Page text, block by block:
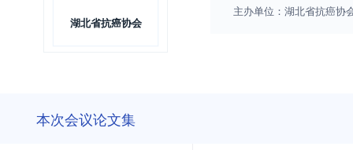
湖北省抗癌协会
主办单位： 湖北省抗癌协
本次会议论文集